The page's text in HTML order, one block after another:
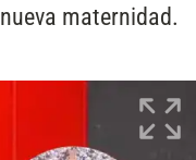
maternidad.